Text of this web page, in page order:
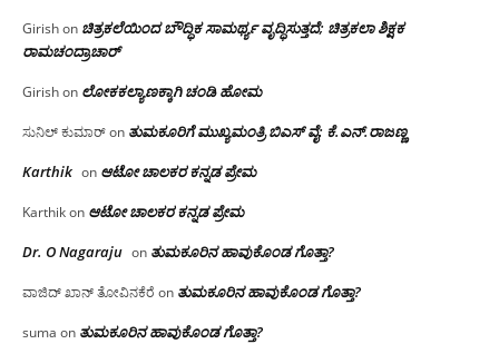
Girishon ಚಿತ್ರಕಲೆಯಿಂದ ಬೌದ್ಧಿಕ ಸಾಮರ್ಥ್ಯ ವೃದ್ಧಿಸುತ್ತದೆ; ಚಿತ್ರಕಲಾ ಶಿಕ್ಷಕ
ರಾಮಚಂದ್ರಾಚಾರ್
Girishon ಲೋಕಕಲ್ಯಾಣಕ್ಕಾಗಿ ಚಂಡಿ ಹೋಮ
ಸುನಿಲ್ ಕುಮಾರ್on ತುಮಕೂರಿಗೆ ಮುಖ್ಯಮಂತ್ರಿ ಬಿಎಸ್ ವೈ: ಕೆ.ಎನ್.ರಾಜಣ್ಣ
Karthik on ಆಟೋ ಚಾಲಕರ ಕನ್ನಡ ಪ್ರೇಮ
Karthikon ಆಟೋ ಚಾಲಕರ ಕನ್ನಡ ಪ್ರೇಮ
Dr. O Nagaraju on ತುಮಕೂರಿನ ಹಾವುಕೊಂಡ ಗೊತ್ತಾ?
ವಾಜಿದ್ ಖಾನ್ ತೋವಿನಕೆರೆ on ತುಮಕೂರಿನ ಹಾವುಕೊಂಡ ಗೊತ್ತಾ?
suma on ತುಮಕೂರಿನ ಹಾವುಕೊಂಡ ಗೊತ್ತಾ?